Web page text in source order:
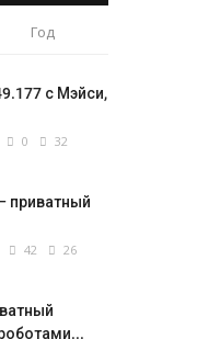
Год
с Мэйси,
0 32
приватный
42 26